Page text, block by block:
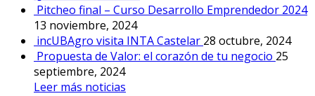
Pitcheo final – Curso Desarrollo Emprendedor 2024
13 noviembre, 2024
incUBAgro visita INTA Castelar 28 octubre, 2024
Propuesta de Valor: el corazón de tu negocio 25
septiembre, 2024
Leer más noticias